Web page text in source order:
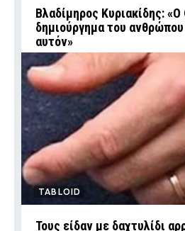
Βλαδίμηρος Κυριακίδης: «Ο
δημιούργημα του
αυτόν»
TABLOID
Τους είδαν με δαχτυλίδι